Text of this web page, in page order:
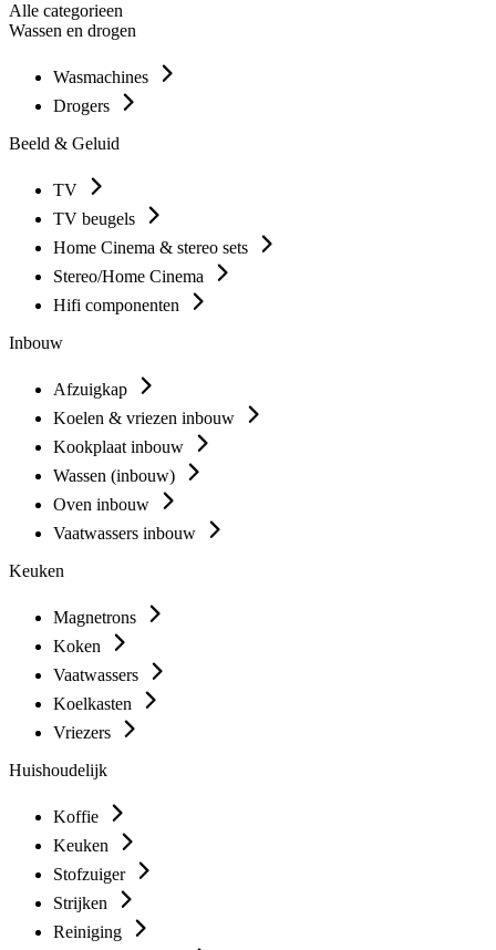
Alle categorieen
Wassen en drogen
Wasmachines
Drogers
Beeld & Geluid
TV
TV beugels
Home Cinema & stereo sets
Stereo/Home Cinema
Hifi componenten
Inbouw
Afzuigkap
Koelen & vriezen inbouw
Kookplaat inbouw
Wassen (inbouw)
Oven inbouw
Vaatwassers inbouw
Keuken
Magnetrons
Koken
Vaatwassers
Koelkasten
Vriezers
Huishoudelijk
Koffie
Keuken
Stofzuiger
Strijken
Reiniging